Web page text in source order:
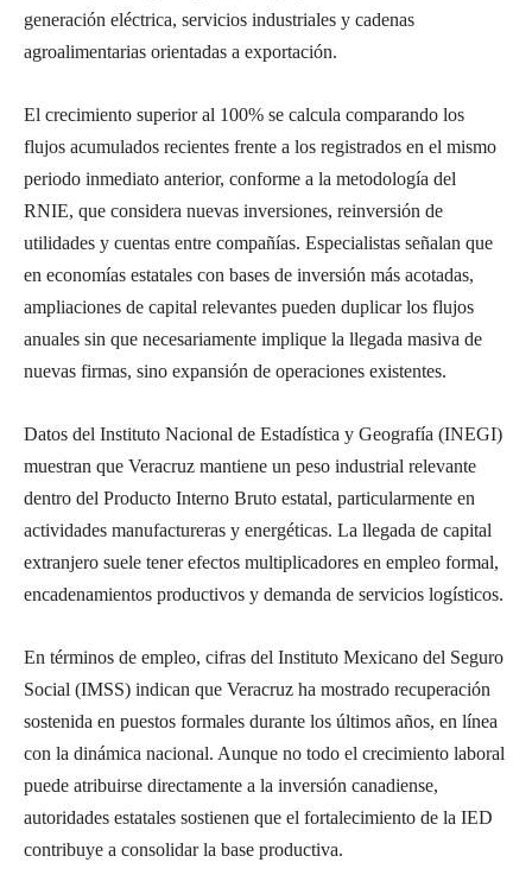
generación eléctrica, servicios industriales y cadenas
agroalimentarias orientadas a exportación.
El crecimiento superior al 100% se calcula comparando los
flujos acumulados recientes frente a los registrados en el mismo
periodo inmediato anterior, conforme a la metodología del
RNIE, que considera nuevas inversiones, reinversión de
utilidades y cuentas entre compañías. Especialistas señalan que
en economías estatales con bases de inversión más acotadas,
ampliaciones de capital relevantes pueden duplicar los flujos
anuales sin que necesariamente implique la llegada masiva de
nuevas firmas, sino expansión de operaciones existentes.
Datos del Instituto Nacional de Estadística y Geografía (INEGI)
muestran que Veracruz mantiene un peso industrial relevante
dentro del Producto Interno Bruto estatal, particularmente en
actividades manufactureras y energéticas. La llegada de capital
extranjero suele tener efectos multiplicadores en empleo formal,
encadenamientos productivos y demanda de servicios logísticos.
En términos de empleo, cifras del Instituto Mexicano del Seguro
Social (IMSS) indican que Veracruz ha mostrado recuperación
sostenida en puestos formales durante los últimos años, en línea
con la dinámica nacional. Aunque no todo el crecimiento laboral
puede atribuirse directamente a la inversión canadiense,
autoridades estatales sostienen que el fortalecimiento de la IED
contribuye a consolidar la base productiva.